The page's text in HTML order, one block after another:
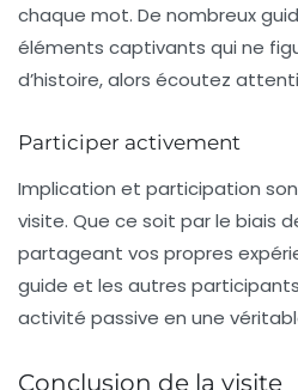
chaque mot. De nombreux
éléments captivants qui ne
d’histoire, alors écoutez
Participer activement
Implication et participation
visite. Que ce soit par le biais
partageant vos propres
guide et les autres
activité passive en une
Conclusion de la visite